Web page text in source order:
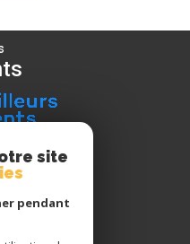
site
pendant